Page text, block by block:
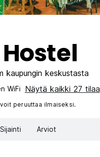
kaupungin keskustasta
WiFi Näytä kaikki 27 tilaa
peruuttaa ilmaiseksi.
Sijainti Arviot